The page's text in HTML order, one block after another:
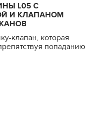
L05 C
И КЛАПАНОМ
клапан, которая
попаданию